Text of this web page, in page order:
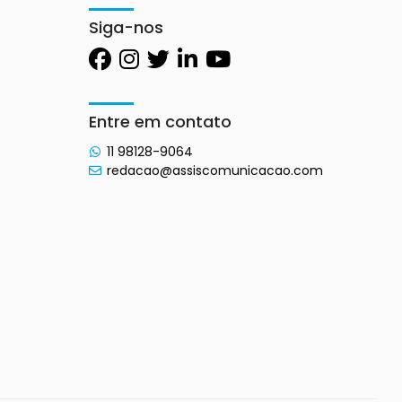
Siga-nos
Entre em contato
11 98128-9064
redacao@assiscomunicacao.com